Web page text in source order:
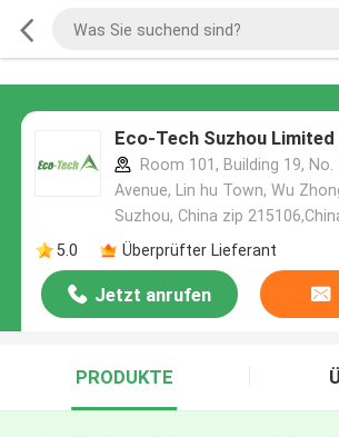
Eco-Tech Suzhou Limited
Room 101, Building 19,
Avenue, Lin hu Town, Wu
Suzhou, China zip
5.0
Überprüfter Lieferant
Jetzt anrufen
PRODUKTE